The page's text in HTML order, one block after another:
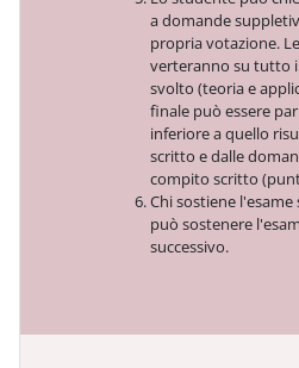
a domande
propria votazione.
verteranno su tutto
svolto (teoria e
finale può essere
inferiore a quello
scritto e dalle
compito scritto
Chi sostiene l'esame
può sostenere
successivo.